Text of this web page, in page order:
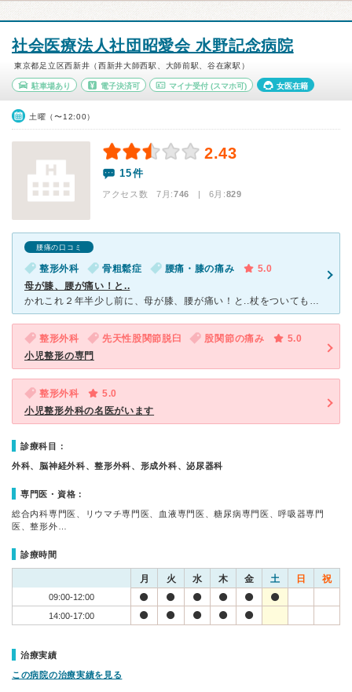
社会医療法人社団昭愛会 水野記念病院
東京都足立区西新井（西新井大師西駅、大師前駅、谷在家駅）
駐車場あり 電子決済可 マイナ受付 (スマホ可) 女医在籍
土曜（〜12:00）
2.43
15件
アクセス数 7月:746 | 6月:829
腰痛の口コミ
整形外科 骨粗鬆症 腰痛・膝の痛み
5.0
母が膝、腰が痛い！と..
かれこれ２年半少し前に、母が膝、腰が痛い！と..杖をついても２分も歩けなくなり、どこか整形外科に行かないと！すぐに思い付いたのがこちらの水野病院。こちらは整形外科が凄く得意なんです。早速車で連れていき
整形外科 先天性股関節脱臼 股関節の痛み
5.0
小児整形の専門
整形外科
5.0
小児整形外科の名医がいます
診療科目：
外科、脳神経外科、整形外科、形成外科、泌尿器科
専門医・資格：
総合内科専門医、リウマチ専門医、血液専門医、糖尿病専門医、呼吸器専門
医、整形外…
診療時間
月 火 水 木 金 土 日 祝
09:00-12:00
14:00-17:00
治療実績
この病院の治療実績を見る